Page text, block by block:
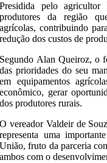
Presidida pelo
produtores da região
agrícolas, contribuindo
redução dos custos de
Segundo Alan Queiroz, o
das prioridades do seu
em equipamentos
econômico, gerar
dos produtores rurais.
O vereador Valdeir de
representa uma
União, fruto da parceria
ambos com o